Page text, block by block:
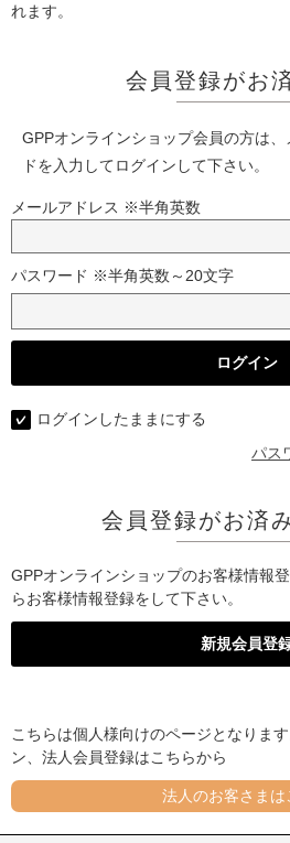
れます。
会員登録がお
GPPオンラインショップ会員の方は
ドを入力してログインして下さい。
メールアドレス ※半角英数
パスワード ※半角英数～20文字
ログインしたままにする
パス
会員登録がお済
GPPオンラインショップのお客様情報
らお客様情報登録をして下さい。
こちらは個人様向けのページとなりま
ン、法人会員登録はこちらから
法人のお客さまは